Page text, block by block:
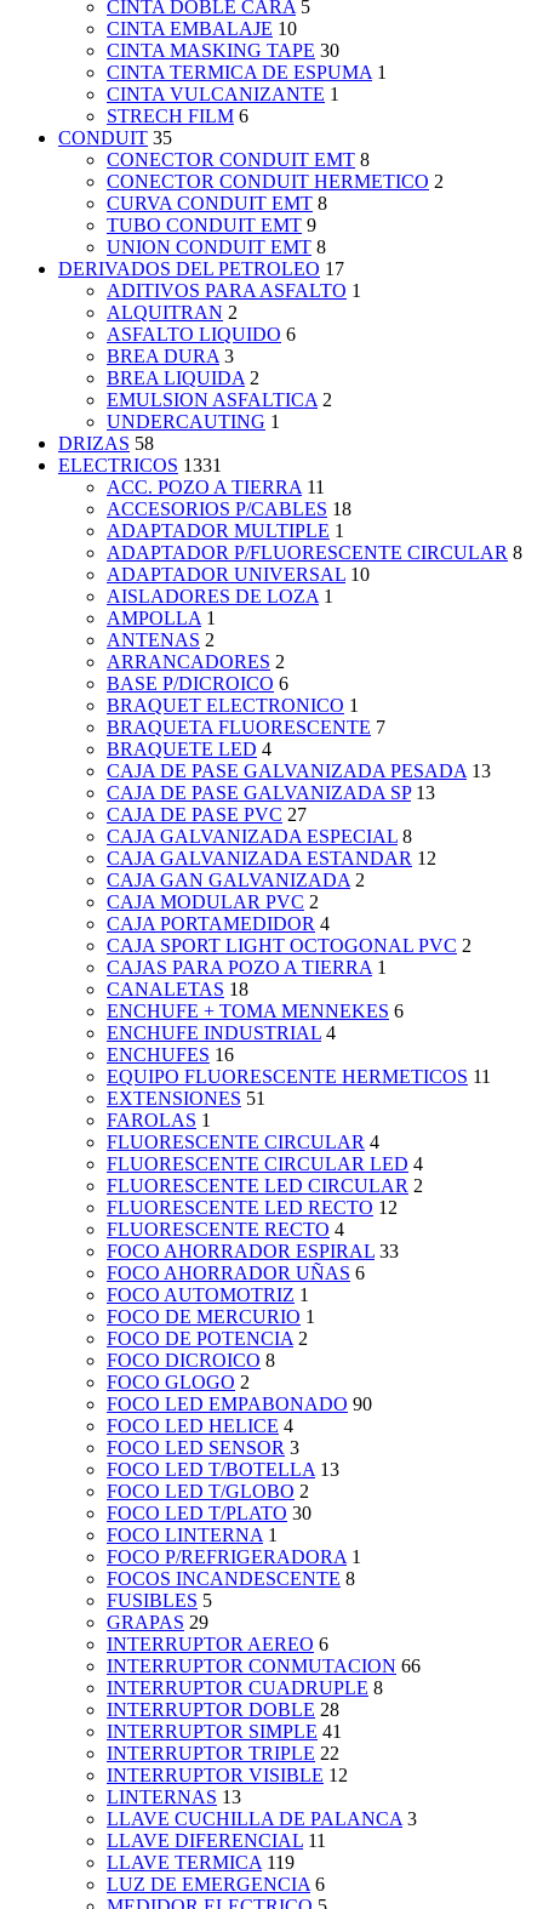
CINTA DOBLE CARA 5
CINTA EMBALAJE 10
CINTA MASKING TAPE 30
CINTA TERMICA DE ESPUMA 1
CINTA VULCANIZANTE 1
STRECH FILM 6
CONDUIT 35
CONECTOR CONDUIT EMT 8
CONECTOR CONDUIT HERMETICO 2
CURVA CONDUIT EMT 8
TUBO CONDUIT EMT 9
UNION CONDUIT EMT 8
DERIVADOS DEL PETROLEO 17
ADITIVOS PARA ASFALTO 1
ALQUITRAN 2
ASFALTO LIQUIDO 6
BREA DURA 3
BREA LIQUIDA 2
EMULSION ASFALTICA 2
UNDERCAUTING 1
DRIZAS 58
ELECTRICOS 1331
ACC. POZO A TIERRA 11
ACCESORIOS P/CABLES 18
ADAPTADOR MULTIPLE 1
ADAPTADOR P/FLUORESCENTE CIRCULAR 8
ADAPTADOR UNIVERSAL 10
AISLADORES DE LOZA 1
AMPOLLA 1
ANTENAS 2
ARRANCADORES 2
BASE P/DICROICO 6
BRAQUET ELECTRONICO 1
BRAQUETA FLUORESCENTE 7
BRAQUETE LED 4
CAJA DE PASE GALVANIZADA PESADA 13
CAJA DE PASE GALVANIZADA SP 13
CAJA DE PASE PVC 27
CAJA GALVANIZADA ESPECIAL 8
CAJA GALVANIZADA ESTANDAR 12
CAJA GAN GALVANIZADA 2
CAJA MODULAR PVC 2
CAJA PORTAMEDIDOR 4
CAJA SPORT LIGHT OCTOGONAL PVC 2
CAJAS PARA POZO A TIERRA 1
CANALETAS 18
ENCHUFE + TOMA MENNEKES 6
ENCHUFE INDUSTRIAL 4
ENCHUFES 16
EQUIPO FLUORESCENTE HERMETICOS 11
EXTENSIONES 51
FAROLAS 1
FLUORESCENTE CIRCULAR 4
FLUORESCENTE CIRCULAR LED 4
FLUORESCENTE LED CIRCULAR 2
FLUORESCENTE LED RECTO 12
FLUORESCENTE RECTO 4
FOCO AHORRADOR ESPIRAL 33
FOCO AHORRADOR UÑAS 6
FOCO AUTOMOTRIZ 1
FOCO DE MERCURIO 1
FOCO DE POTENCIA 2
FOCO DICROICO 8
FOCO GLOGO 2
FOCO LED EMPABONADO 90
FOCO LED HELICE 4
FOCO LED SENSOR 3
FOCO LED T/BOTELLA 13
FOCO LED T/GLOBO 2
FOCO LED T/PLATO 30
FOCO LINTERNA 1
FOCO P/REFRIGERADORA 1
FOCOS INCANDESCENTE 8
FUSIBLES 5
GRAPAS 29
INTERRUPTOR AEREO 6
INTERRUPTOR CONMUTACION 66
INTERRUPTOR CUADRUPLE 8
INTERRUPTOR DOBLE 28
INTERRUPTOR SIMPLE 41
INTERRUPTOR TRIPLE 22
INTERRUPTOR VISIBLE 12
LINTERNAS 13
LLAVE CUCHILLA DE PALANCA 3
LLAVE DIFERENCIAL 11
LLAVE TERMICA 119
LUZ DE EMERGENCIA 6